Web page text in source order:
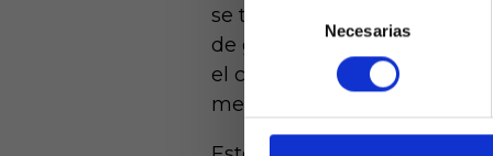
consentimiento
Necesarias
mayores de
de
se traducen en 4 victorias y
de gol para justificar sus
el cuarto equipo más
menos goles recibe,